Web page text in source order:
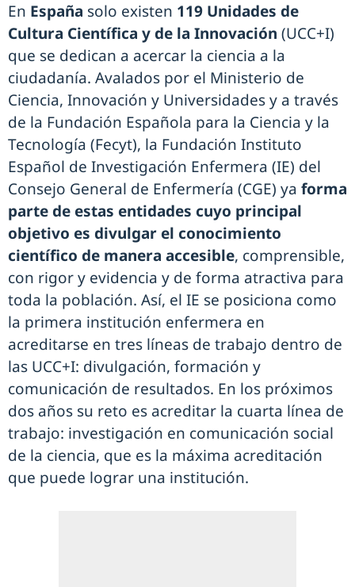
En España solo existen 119 Unidades de
Cultura Científica y de la Innovación (UCC+I)
que se dedican a acercar la ciencia a la
ciudadanía. Avalados por el Ministerio de
Ciencia, Innovación y Universidades y a través
de la Fundación Española para la Ciencia y la
Tecnología (Fecyt), la Fundación Instituto
Español de Investigación Enfermera (IE) del
Consejo General de Enfermería (CGE) ya forma
parte de estas entidades cuyo principal
objetivo es divulgar el conocimiento
científico de manera accesible, comprensible,
con rigor y evidencia y de forma atractiva para
toda la población. Así, el IE se posiciona como
la primera institución enfermera en
acreditarse en tres líneas de trabajo dentro de
las UCC+I: divulgación, formación y
comunicación de resultados. En los próximos
dos años su reto es acreditar la cuarta línea de
trabajo: investigación en comunicación social
de la ciencia, que es la máxima acreditación
que puede lograr una institución.